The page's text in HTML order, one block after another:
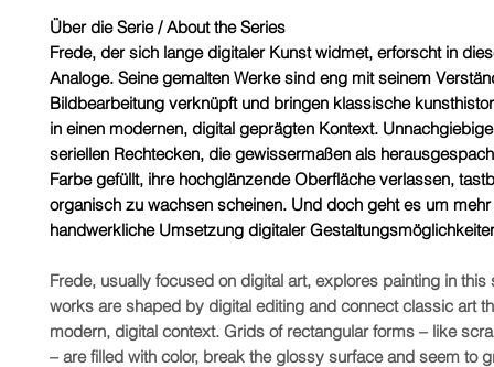
Über die Serie / About the Series
Frede, der sich lange digitaler Kunst widmet, erforscht in
Analoge. Seine gemalten Werke sind eng mit seinem
Bildbearbeitung verknüpft und bringen klassische
in einen modernen, digital geprägten Kontext.
seriellen Rechtecken, die gewissermaßen als
Farbe gefüllt, ihre hochglänzende Oberfläche verlassen,
organisch zu wachsen scheinen. Und doch geht es um mehr
handwerkliche Umsetzung digitaler
Frede, usually focused on digital art, explores painting in this
works are shaped by digital editing and connect classic art
modern, digital context. Grids of rectangular forms – like
– are filled with color, break the glossy surface and seem to